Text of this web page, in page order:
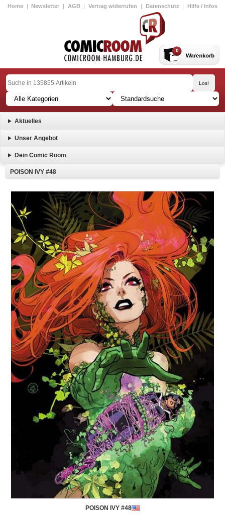
Home | Newsletter | AGB | Vertrag widerrufen | Datenschutz | Hilfe / Infos
0
Aktuelles
Unser Angebot
Dein Comic Room
POISON IVY #48
POISON IVY #48